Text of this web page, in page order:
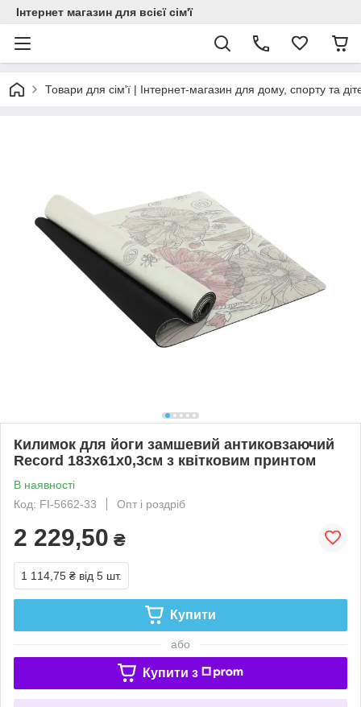
Інтернет магазин для всієї сім'ї
Товари для сім'ї | Інтернет-магазин для дому, спорту та
Килимок для йоги замшевий антиковзаючий
Record 183x61x0,3см з квітковим принтом
В наявності
Код: FI-5662-33
Опт і роздріб
2 229,50 ₴
1 114,75 ₴ від 5 шт.
Купити
або
Купити з